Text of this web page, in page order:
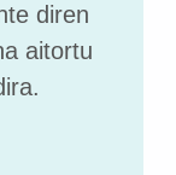
diren
aitortu